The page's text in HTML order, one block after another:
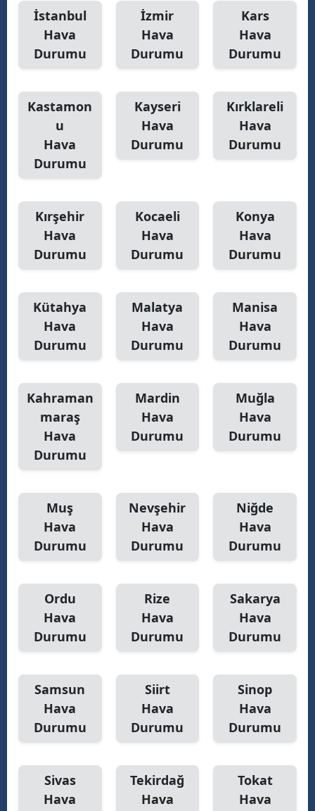
İstanbul
Hava
Durumu
İzmir
Hava
Durumu
Kars
Hava
Durumu
Kastamon
u
Hava
Durumu
Kayseri
Hava
Durumu
Kırklareli
Hava
Durumu
Kırşehir
Hava
Durumu
Kocaeli
Hava
Durumu
Konya
Hava
Durumu
Kütahya
Hava
Durumu
Malatya
Hava
Durumu
Manisa
Hava
Durumu
Kahraman
maraş
Hava
Durumu
Mardin
Hava
Durumu
Muğla
Hava
Durumu
Muş
Hava
Durumu
Nevşehir
Hava
Durumu
Niğde
Hava
Durumu
Ordu
Hava
Durumu
Rize
Hava
Durumu
Sakarya
Hava
Durumu
Samsun
Hava
Durumu
Siirt
Hava
Durumu
Sinop
Hava
Durumu
Sivas
Hava
Tekirdağ
Hava
Tokat
Hava